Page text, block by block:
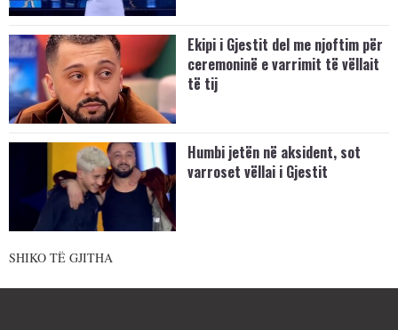
Ekipi i Gjestit del me njoftim për
ceremoninë e varrimit të vëllait
të tij
Humbi jetën në aksident, sot
varroset vëllai i Gjestit
SHIKO TË GJITHA